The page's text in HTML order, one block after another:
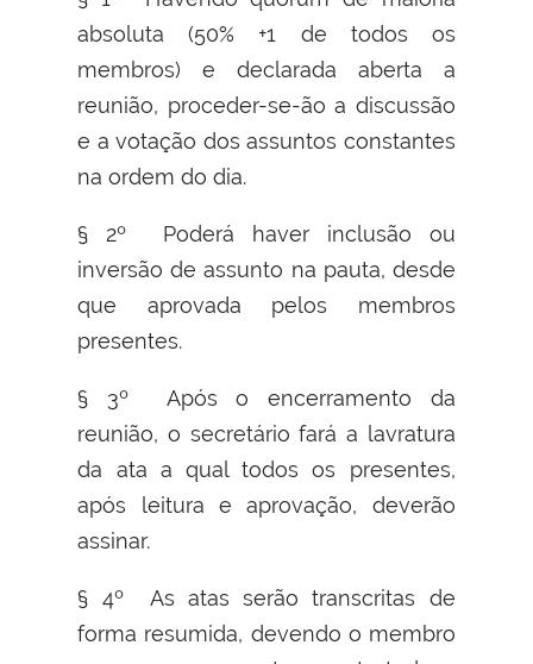
absoluta (50% +1 de todos os
membros) e declarada aberta a
reunião, proceder-se-ão a discussão
e a votação dos assuntos constantes
na ordem do dia.
§ 2º Poderá haver inclusão ou
inversão de assunto na pauta, desde
que aprovada pelos membros
presentes.
§ 3º Após o encerramento da
reunião, o secretário fará a lavratura
da ata a qual todos os presentes,
após leitura e aprovação, deverão
assinar.
§ 4º As atas serão transcritas de
forma resumida, devendo o membro